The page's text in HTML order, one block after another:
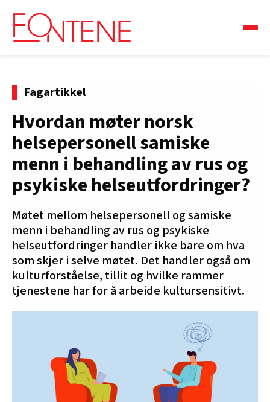
Fagartikkel
Hvordan møter norsk
helsepersonell samiske
menn i behandling av rus og
psykiske helseutfordringer?
Møtet mellom helsepersonell og samiske
menn i behandling av rus og psykiske
helseutfordringer handler ikke bare om hva
som skjer i selve møtet. Det handler også om
kulturforståelse, tillit og hvilke rammer
tjenestene har for å arbeide kultursensitivt.